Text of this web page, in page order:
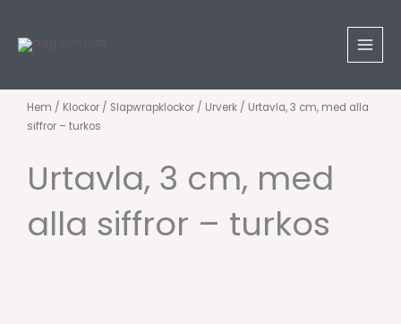
innehåll
Hem / Klockor / Slapwrapklockor / Urverk / Urtavla, 3 cm, med alla
siffror – turkos
Urtavla, 3 cm, med
alla siffror – turkos